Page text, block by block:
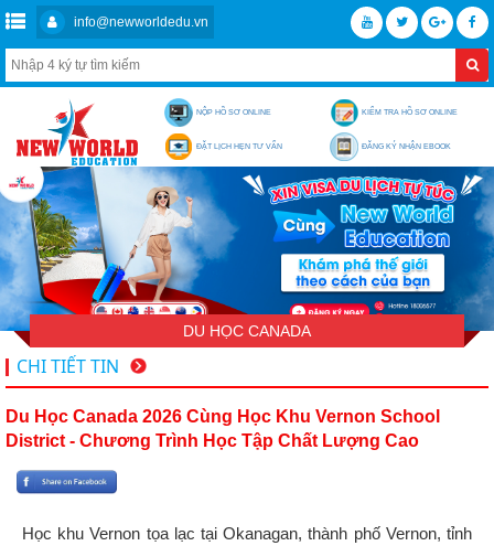
info@newworldedu.vn
NỘP HỒ SƠ ONLINE KIỂM TRA HỒ SƠ ONLINE
ĐẶT LỊCH HẸN TƯ VẤN ĐĂNG KÝ NHẬN EBOOK
DU HỌC CANADA
CHI TIẾT TIN
Du Học Canada 2026 Cùng Học Khu Vernon School
District - Chương Trình Học Tập Chất Lượng Cao
Học khu Vernon tọa lạc tại Okanagan, thành phố Vernon, tỉnh